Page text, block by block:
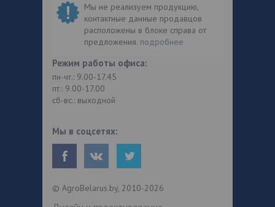
Мы не реализуем продукцию,
контактные данные продавцов
расположены в блоке справа от
предложения. подробнее
Режим работы офиса:
пн-чт.: 9.00-17.45
пт.: 9.00-17.00
сб-вс.: выходной
Мы в соцсетях:
© AgroBelarus.by, 2010-2026